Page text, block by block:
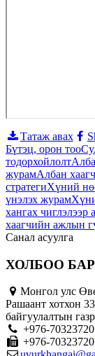
Татаж авах
Бүтэц, орон тоо
тодорхойлолт
журамАлбан
стратегиХүний
үнэлэх журам
хангах чиглэлээр
хаагчийн ажлын
Санал асуулга
ХОЛБОО
Монгол улс
Рашаант хотхон
байгуулалтын
+976-70323720
+976-70323720